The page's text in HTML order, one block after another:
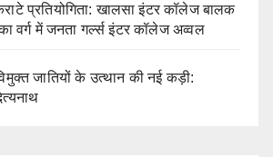
प्रतियोगिता: खालसा इंटर कॉलेज बालक
वर्ग में जनता गर्ल्स इंटर कॉलेज अव्वल
जातियों के उत्थान की नई कड़ी: